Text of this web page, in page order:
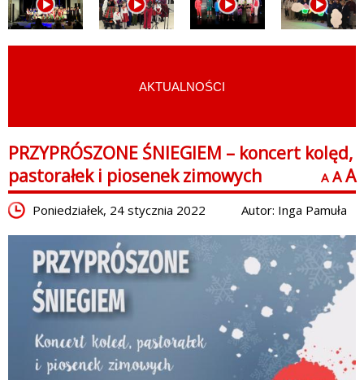
AKTUALNOŚCI
PRZYPRÓSZONE ŚNIEGIEM – koncert kolęd,
pastorałek i piosenek zimowych
A A A
Poniedziałek, 24 stycznia 2022 Autor: Inga Pamuła